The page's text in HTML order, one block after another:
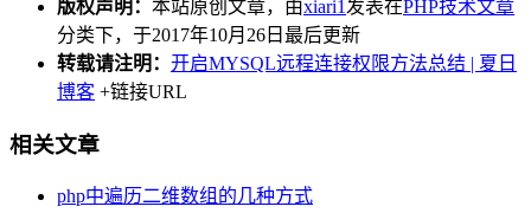
版权声明： 本站原创文章，由xiari1 发表在PHP技术文章
分类下，于2017年10月26日最后更新
转载请注明： 开启MYSQL远程连接权限方法总结 | 夏日
博客 +链接URL
相关文章
php中遍历二维数组的几种方式